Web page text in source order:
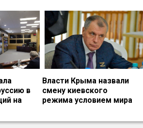
в
на
Власти Крыма назвали
смену киевского
режима условием мира